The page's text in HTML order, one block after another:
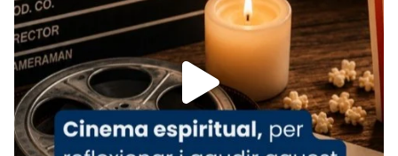
espana-testimoni...
Foto
View on Facebook · Share
Arquebisbat de Barcelona
2 weeks ago